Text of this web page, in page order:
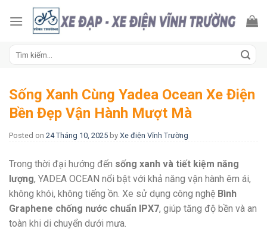
Sống Xanh Cùng Yadea Ocean Xe Điện
Bền Đẹp Vận Hành Mượt Mà
Posted on 24 Tháng 10, 2025 by Xe điện Vĩnh Trường
Trong thời đại hướng đến sống xanh và tiết kiệm năng
lượng, YADEA OCEAN nổi bật với khả năng vận hành êm ái,
không khói, không tiếng ồn. Xe sử dụng công nghệ Bình
Graphene chống nước chuẩn IPX7, giúp tăng độ bền và an
toàn khi di chuyển dưới mưa.